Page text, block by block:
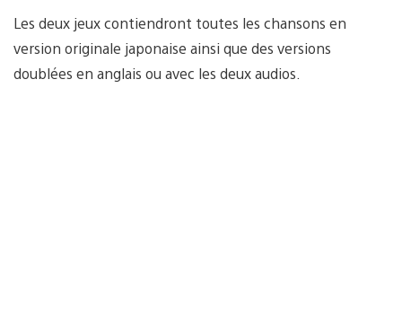
Les deux jeux contiendront toutes les chansons en
version originale japonaise ainsi que des versions
doublées en anglais ou avec les deux audios.